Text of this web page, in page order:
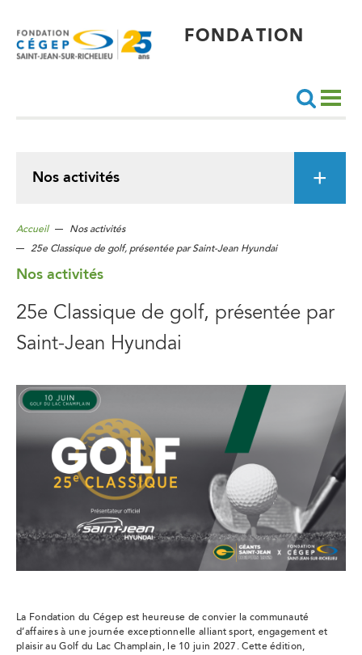
principal
FONDATION
Recherche
Nos activités
Accueil
Nos activités
25e Classique de golf, présentée par Saint-Jean Hyundai
Nos activités
25e Classique de golf, présentée par
Saint-Jean Hyundai
La Fondation du Cégep est heureuse de convier la communauté
d’affaires à une journée exceptionnelle alliant sport, engagement et
plaisir au Golf du Lac Champlain, le 10 juin 2027. Cette édition,